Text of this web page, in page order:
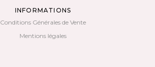
INFORMATIONS
Conditions Générales de Vente
Mentions légales